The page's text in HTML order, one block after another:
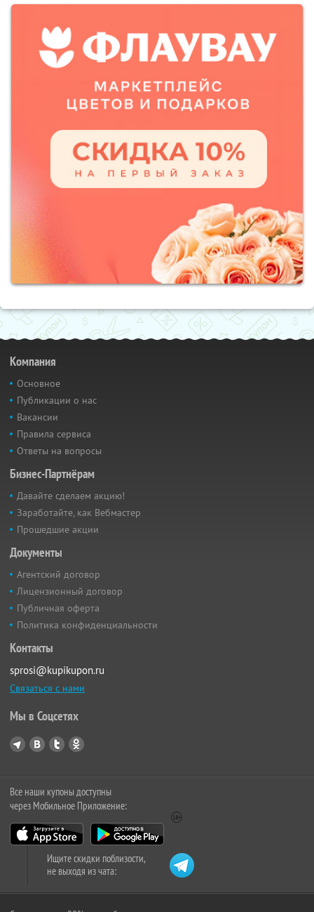
Компания
Основное
Публикации о нас
Вакансии
Правила сервиса
Ответы на вопросы
Бизнес-Партнёрам
Давайте сделаем акцию!
Заработайте, как Вебмастер
Прошедшие акции
Документы
Агентский договор
Лицензионный договор
Публичная оферта
Политика конфиденциальности
Контакты
sprosi@kupikupon.ru
Связаться с нами
Мы в Соцсетях
Все наши купоны доступны
через Мобильное Приложение:
Ищите скидки поблизости,
не выходя из чата: